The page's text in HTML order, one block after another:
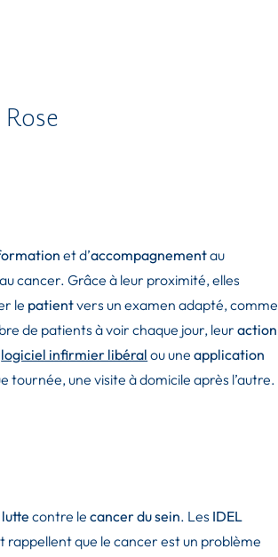
et d’accompagnementau
cancer. Grâce à leur proximité, elles
le patientvers un examen adapté, comme
de patients à voir chaque jour, leuraction
logiciel infirmier libéral ou uneapplication
tournée, une visite à domicile après l’autre.
lutte contre lecancer du sein. Les IDEL
rappellent que le cancer est un problème